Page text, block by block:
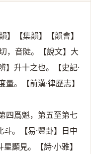
韻】【集韻】【韻會】
，音陡。【說文】大
】升十之也。【史記·
。【前漢·律歷志】
四爲魁，第五至第七
。【易·豐卦】日中
顯見。【詩·小雅】